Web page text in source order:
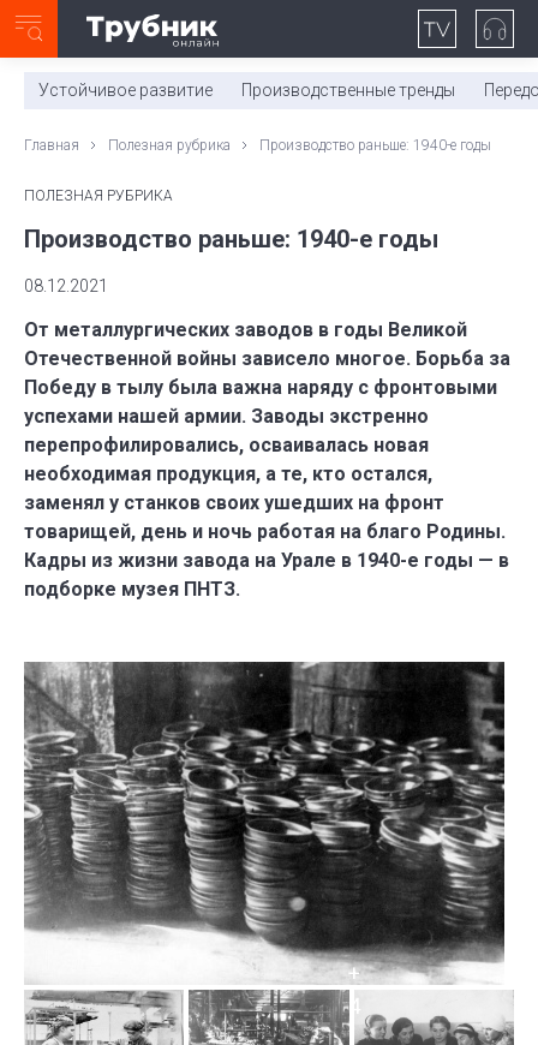
0:00/ 11:03
Устойчивое развитие Производственные тренды
Главная Полезная рубрика Производство раньше: 1940-е годы
ПОЛЕЗНАЯ РУБРИКА
Производство раньше: 1940-е годы
08.12.2021
От металлургических заводов в годы Великой
Отечественной войны зависело многое. Борьба за
Победу в тылу была важна наряду с фронтовыми
успехами нашей армии. Заводы экстренно
перепрофилировались, осваивалась новая
необходимая продукция, а те, кто остался,
заменял у станков своих ушедших на фронт
товарищей, день и ночь работая на благо Родины.
Кадры из жизни завода на Урале в 1940-е годы — в
подборке музея ПНТЗ.